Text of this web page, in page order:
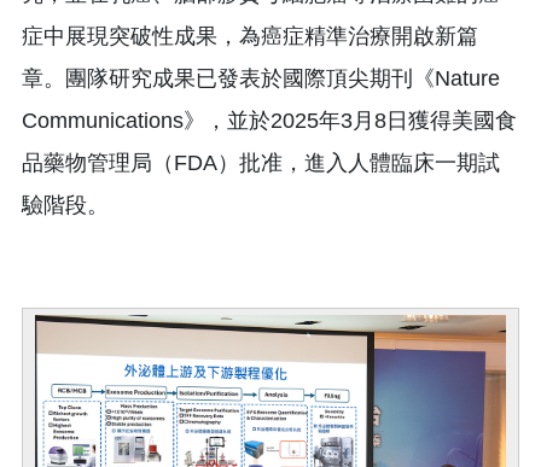
症中展現突破性成果，為癌症精準治療開啟新篇
章。團隊研究成果已發表於國際頂尖期刊《Nature
Communications》，並於2025年3月8日獲得美國食
品藥物管理局（FDA）批准，進入人體臨床一期試
驗階段。